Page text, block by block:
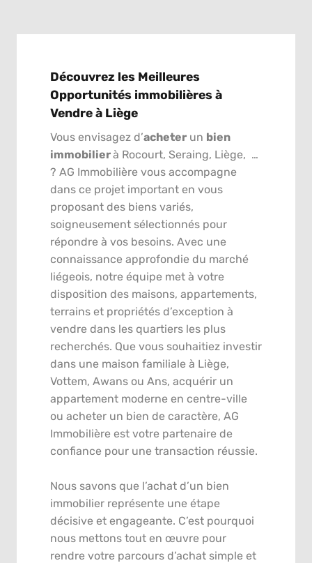
Découvrez les Meilleures
Opportunités immobilières à
Vendre à Liège
Vous envisagez d’acheter un bien
immobilierà Rocourt, Seraing, Liège, …
? AG Immobilière vous accompagne
dans ce projet important en vous
proposant des biens variés,
soigneusement sélectionnés pour
répondre à vos besoins. Avec une
connaissance approfondie du marché
liégeois, notre équipe met à votre
disposition des maisons, appartements,
terrains et propriétés d’exception à
vendre dans les quartiers les plus
recherchés. Que vous souhaitiez investir
dans une maison familiale à Liège,
Vottem, Awans ou Ans, acquérir un
appartement moderne en centre-ville
ou acheter un bien de caractère, AG
Immobilière est votre partenaire de
confiance pour une transaction réussie.
Nous savons que l’achat d’un bien
immobilier représente une étape
décisive et engageante. C’est pourquoi
nous mettons tout en œuvre pour
rendre votre parcours d’achat simple et